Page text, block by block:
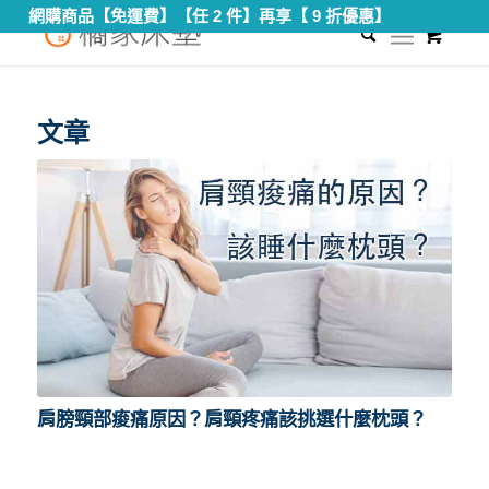
網購商品【免運費】【任 2 件】再享【 9 折優惠】
您現在的位置： 首頁 /肩頸痠痛
文章
肩膀頸部痠痛原因？肩頸疼痛該挑選什麼枕頭？